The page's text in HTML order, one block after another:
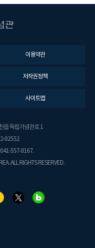
이용약관
저작권정책
사이트맵
읍 독립기념관로 1
02552
557-8167.
ALL RIGHTS RESERVED.